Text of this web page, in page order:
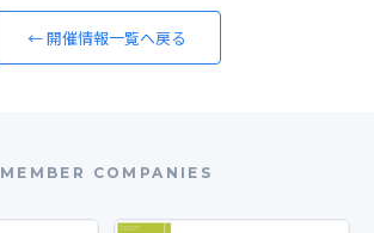
← 開催情報一覧へ戻る
MEMBER COMPANIES